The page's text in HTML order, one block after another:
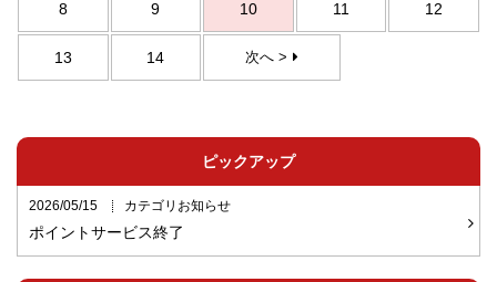
8 9 10 11 12
13 14 次へ >
ピックアップ
2026/05/15 カテゴリお知らせ
ポイントサービス終了